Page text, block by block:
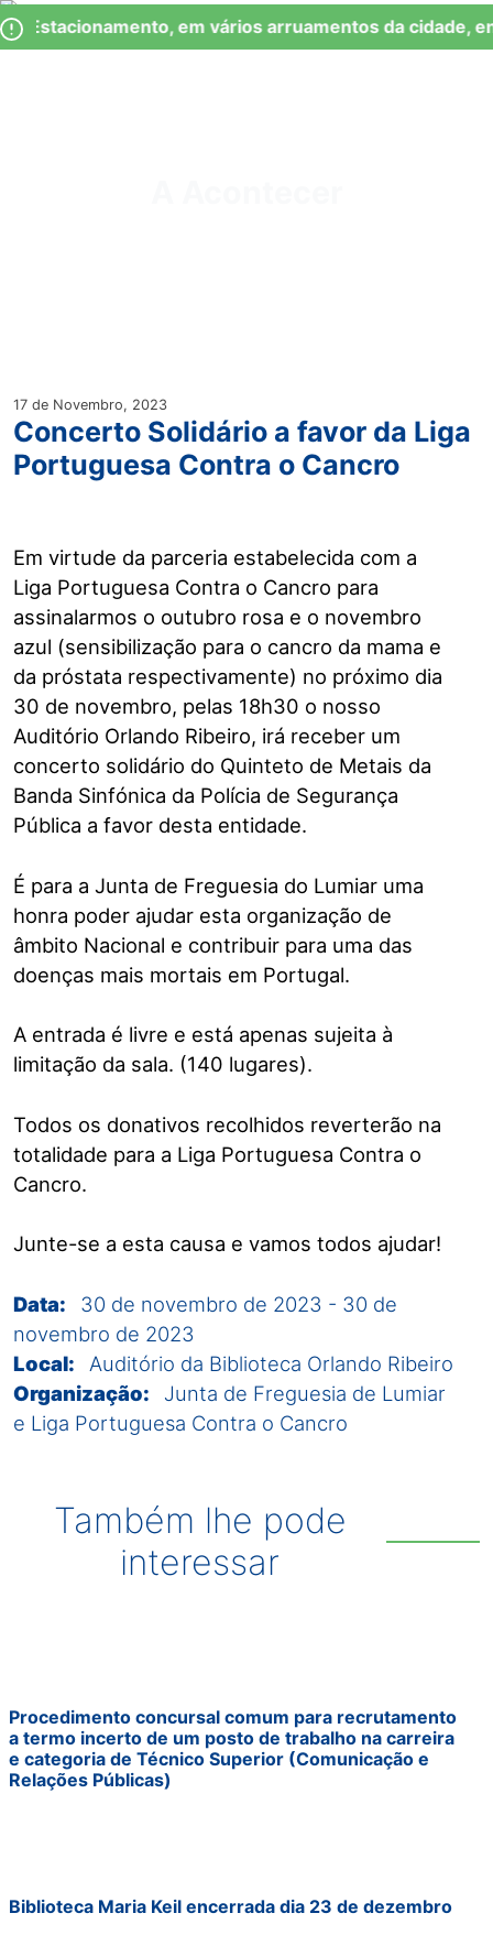
Observação:
este
Skip
to
Estacionamento, em vários arruamentos da cidade,
17 de Novembro, 2023
Concerto Solidário a favor da Liga
Portuguesa Contra o Cancro
Em virtude da parceria estabelecida com a
Liga Portuguesa Contra o Cancro para
assinalarmos o outubro rosa e o novembro
azul (sensibilização para o cancro da mama e
da próstata respectivamente) no próximo dia
30 de novembro, pelas 18h30 o nosso
Auditório Orlando Ribeiro, irá receber um
concerto solidário do Quinteto de Metais da
Banda Sinfónica da Polícia de Segurança
Pública a favor desta entidade.
É para a Junta de Freguesia do Lumiar uma
honra poder ajudar esta organização de
âmbito Nacional e contribuir para uma das
doenças mais mortais em Portugal.
A entrada é livre e está apenas sujeita à
limitação da sala. (140 lugares).
Todos os donativos recolhidos reverterão na
totalidade para a Liga Portuguesa Contra o
Cancro.
Junte-se a esta causa e vamos todos ajudar!
Data: 30 de novembro de 2023 - 30 de
novembro de 2023
Local:
Auditório da Biblioteca Orlando Ribeiro
Organização:
Junta de Freguesia de Lumiar
e Liga Portuguesa Contra o Cancro
Também lhe pode
interessar
Procedimento concursal comum para recrutamento
a termo incerto de um posto de trabalho na carreira
e categoria de Técnico Superior (Comunicação e
Relações Públicas)
Biblioteca Maria Keil encerrada dia 23 de dezembro